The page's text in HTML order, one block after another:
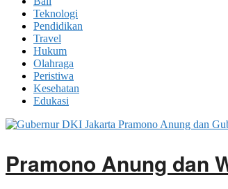
Teknologi
Pendidikan
Travel
Hukum
Olahraga
Peristiwa
Kesehatan
Edukasi
Pramono Anung dan